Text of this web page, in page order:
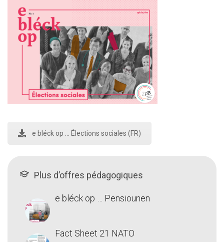
e bléck op ... Élections sociales (FR)
Plus d’offres pédagogiques
e bléck op … Pensiounen
Fact Sheet 21 NATO